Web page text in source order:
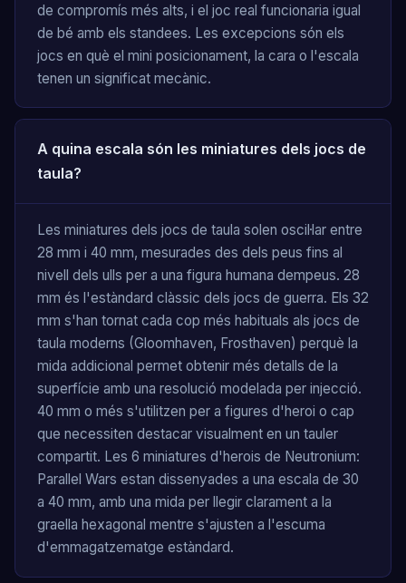
de compromís més alts, i el joc real funcionaria igual
de bé amb els standees. Les excepcions són els
jocs en què el mini posicionament, la cara o l'escala
tenen un significat mecànic.
A quina escala són les miniatures dels jocs de
taula?
Les miniatures dels jocs de taula solen oscil·lar entre
28 mm i 40 mm, mesurades des dels peus fins al
nivell dels ulls per a una figura humana dempeus. 28
mm és l'estàndard clàssic dels jocs de guerra. Els 32
mm s'han tornat cada cop més habituals als jocs de
taula moderns (Gloomhaven, Frosthaven) perquè la
mida addicional permet obtenir més detalls de la
superfície amb una resolució modelada per injecció.
40 mm o més s'utilitzen per a figures d'heroi o cap
que necessiten destacar visualment en un tauler
compartit. Les 6 miniatures d'herois de Neutronium:
Parallel Wars estan dissenyades a una escala de 30
a 40 mm, amb una mida per llegir clarament a la
graella hexagonal mentre s'ajusten a l'escuma
d'emmagatzematge estàndard.